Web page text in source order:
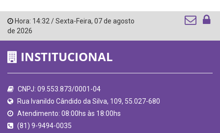
Hora: 14:32 /Sexta-Feira, 07 de agosto
de 2026
INSTITUCIONAL
CNPJ: 09.553.873/0001-04
Rua Ivanildo Cândido da Silva, 109, 55.027-680
Atendimento: 08:00hs às 18:00hs
(81) 9-9494-0035